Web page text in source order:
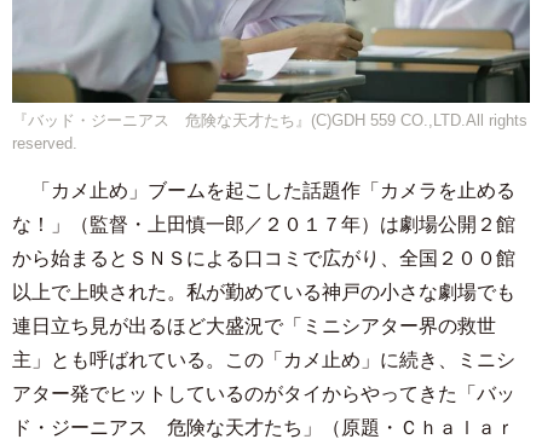
『バッド・ジーニアス 危険な天才たち』(C)GDH 559 CO.,LTD.All rights
reserved.
「カメ止め」ブームを起こした話題作「カメラを止める
な！」（監督・上田慎一郎／２０１７年）は劇場公開２館
から始まるとＳＮＳによる口コミで広がり、全国２００館
以上で上映された。私が勤めている神戸の小さな劇場でも
連日立ち見が出るほど大盛況で「ミニシアター界の救世
主」とも呼ばれている。この「カメ止め」に続き、ミニシ
アター発でヒットしているのがタイからやってきた「バッ
ド・ジーニアス 危険な天才たち」（原題・Ｃｈａｌａｒ